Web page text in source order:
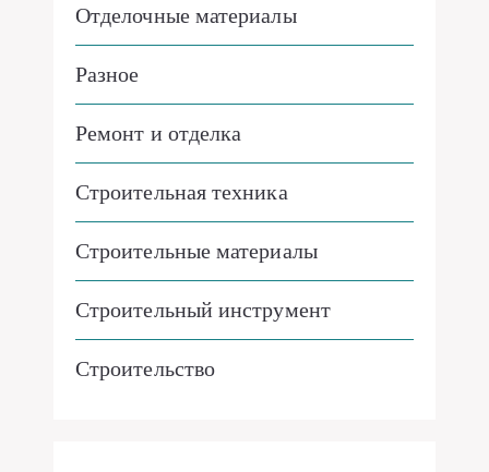
Отделочные материалы
Разное
Ремонт и отделка
Строительная техника
Строительные материалы
Строительный инструмент
Строительство